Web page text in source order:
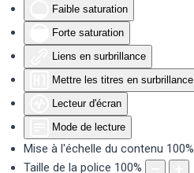
Faible saturation
Forte saturation
Liens en surbrillance
Mettre les titres en surbrillance
Lecteur d'écran
Mode de lecture
Mise à l'échelle du contenu 100%
Taille de la police 100%